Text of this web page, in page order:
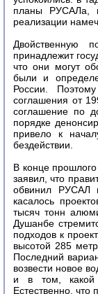
планы РУСАЛа,
реализации
Двойственную
принадлежит
что они могут
были и
России.
соглашения от
соглашение по
порядке
привело к
бездействии.
В конце
заявил, что
обвинил РУСАЛ
касалось
тысяч тонн
Душанбе
подходов к
высотой 285
Последний
возвести новое
и в том, какой
Естественно, что